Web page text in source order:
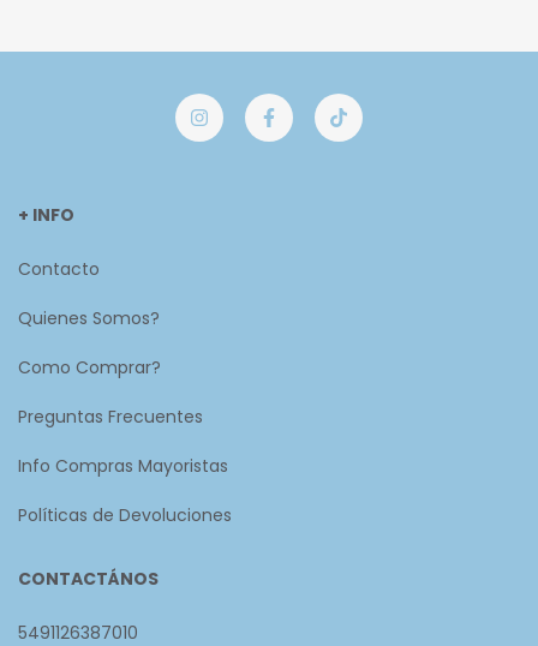
+ INFO
Contacto
Quienes Somos?
Como Comprar?
Preguntas Frecuentes
Info Compras Mayoristas
Políticas de Devoluciones
CONTACTÁNOS
5491126387010